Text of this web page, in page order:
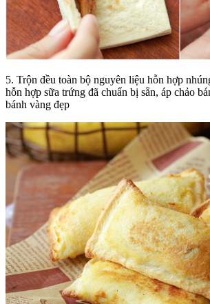
5. Trộn đều toàn bộ nguyên liệu hỗn hợp
hỗn hợp sữa trứng đã chuẩn bị sẵn, áp chảo
bánh vàng đẹp